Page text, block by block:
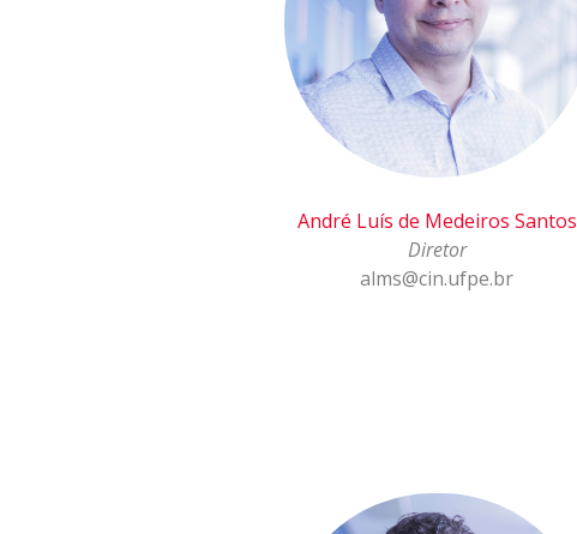
André Luís de Medeiros Santos
Diretor
alms@cin.ufpe.br